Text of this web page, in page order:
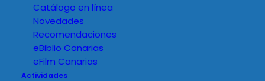
Catálogo en línea
Novedades
Recomendaciones
eBiblio Canarias
eFilm Canarias
Actividades